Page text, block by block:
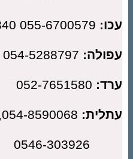
055-6700579 052-4317340
054-5288797
052-7651580
054-8590068,